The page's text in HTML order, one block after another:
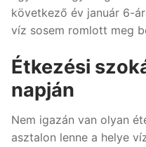
következő év január 6-
víz sosem romlott meg
Étkezési
napján
Nem igazán van olyan
asztalon lenne a helye